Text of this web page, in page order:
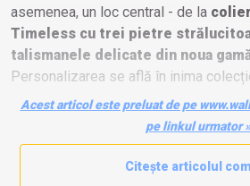
asemenea, un loc central - de la
Timeless cu trei pietre
talismanele delicate din noua
Personalizarea se află în inima
pot fi gravate și personalizate cu
Acest articol este preluat de pe
pe linkul urmator
Citește articolul